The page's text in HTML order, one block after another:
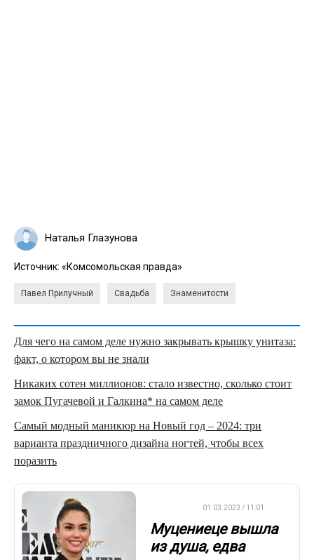
Наталья Глазунова
Источник: «Комсомольская правда»
Павел Прилучный Свадьба Знаменитости
Для чего на самом деле нужно закрывать крышку унитаза:
факт, о котором вы не знали
Никаких сотен миллионов: стало известно, сколько стоит
замок Пугачевой и Галкина* на самом деле
Самый модный маникюр на Новый год – 2024: три
варианта праздничного дизайна ногтей, чтобы всех
поразить
01.03.2023 / 11:01
Муцениеце вышла
из душа, едва